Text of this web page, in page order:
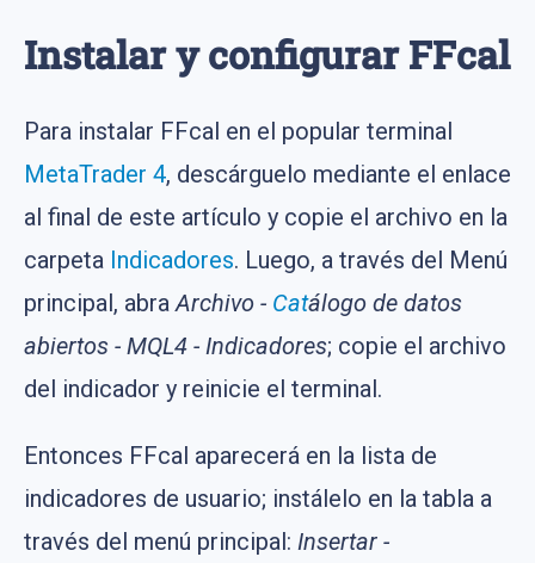
Instalar y configurar FFcal
Para instalar FFcal en el popular terminal
MetaTrader 4, descárguelo mediante el enlace
al final de este artículo y copie el archivo en la
carpeta Indicadores. Luego, a través del Menú
principal, abraArchivo - Catálogo de datos
abiertos - MQL4 - Indicadores; copie el archivo
del indicador y reinicie el terminal.
Entonces FFcal aparecerá en la lista de
indicadores de usuario; instálelo en la tabla a
través del menú principal: Insertar -